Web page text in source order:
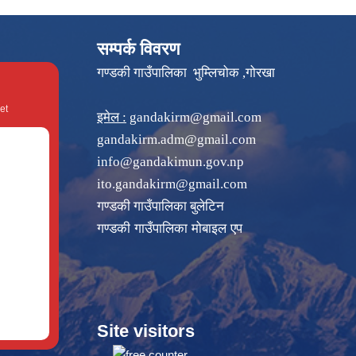
सम्पर्क विवरण
गण्डकी गाउँपालिका भुम्लिचोक ,गोरखा
इमेल : gandakirm@gmail.com
gandakirm.adm@gmail.com
info@gandakimun.gov.np
ito.gandakirm@gmail.com
गण्डकी गाउँपालिका बुलेटिन
गण्डकी गाउँपालिका मोबाइल एप
Site visitors